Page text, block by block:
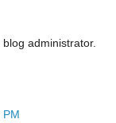
administrator.